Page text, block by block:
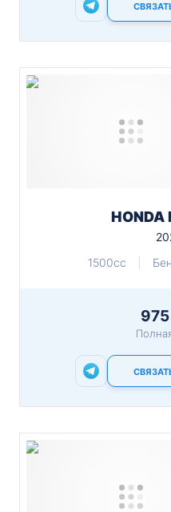
HONDA
1500cc